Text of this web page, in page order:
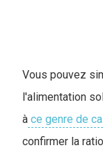
Vous pouvez
l'alimentation
à ce genre de
confirmer la